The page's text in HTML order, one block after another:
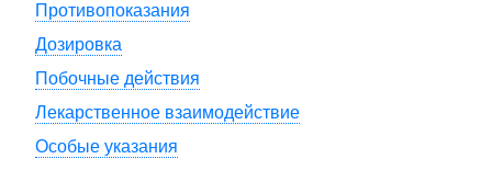
Противопоказания
Дозировка
Побочные действия
Лекарственное взаимодействие
Особые указания